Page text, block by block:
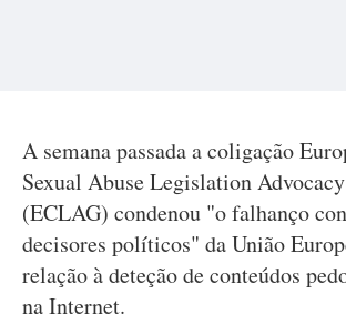
A semana passada a coligação
Sexual Abuse Legislation
(ECLAG) condenou "o falhanço
decisores políticos" da União
relação à deteção de conteúdos
na Internet.